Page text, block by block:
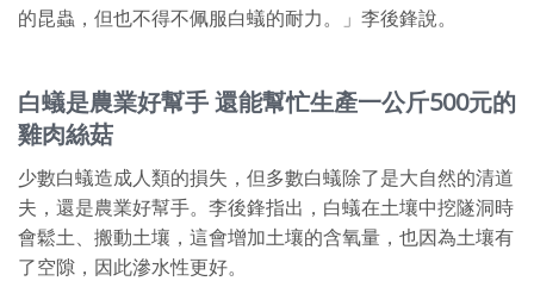
的昆蟲，但也不得不佩服白蟻的耐力。」李後鋒說。
白蟻是農業好幫手 還能幫忙生產一公斤500元的
雞肉絲菇
少數白蟻造成人類的損失，但多數白蟻除了是大自然的清道
夫，還是農業好幫手。李後鋒指出，白蟻在土壤中挖隧洞時
會鬆土、搬動土壤，這會增加土壤的含氧量，也因為土壤有
了空隙，因此滲水性更好。